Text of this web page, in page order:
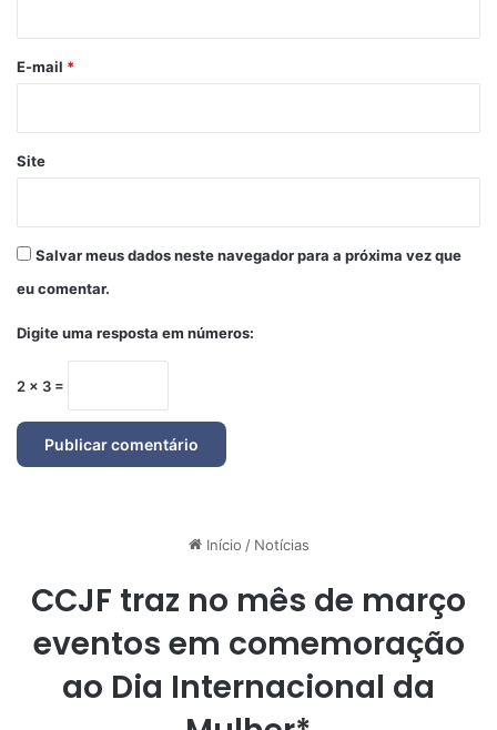
*
E-mail *
Site
Salvar meus dados neste navegador para a próxima vez que
eu comentar.
Digite uma resposta em números:
2 × 3 =